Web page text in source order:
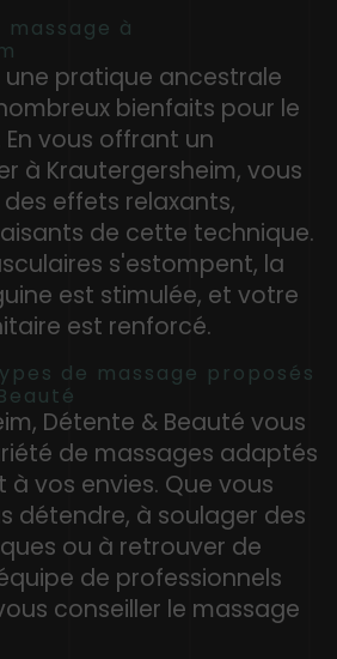
à
une pratique ancestrale
bienfaits pour le
vous offrant un
à Krautergersheim, vous
effets relaxants,
de cette technique.
s'estompent, la
est stimulée, et votre
est renforcé.
de massage proposés
Détente & Beauté vous
de massages adaptés
à vos envies. Que vous
détendre, à soulager des
ou à retrouver de
de professionnels
conseiller le massage